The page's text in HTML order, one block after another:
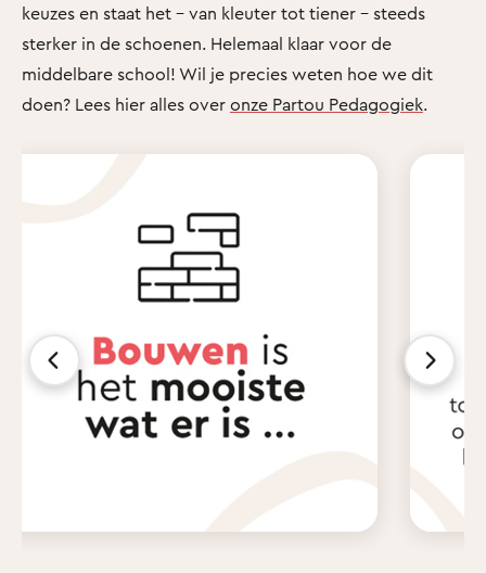
keuzes en staat het - van kleuter tot tiener - steeds
sterker in de schoenen. Helemaal klaar voor de
middelbare school! Wil je precies weten hoe we dit
doen? Lees hier alles over onze Partou Pedagogiek.